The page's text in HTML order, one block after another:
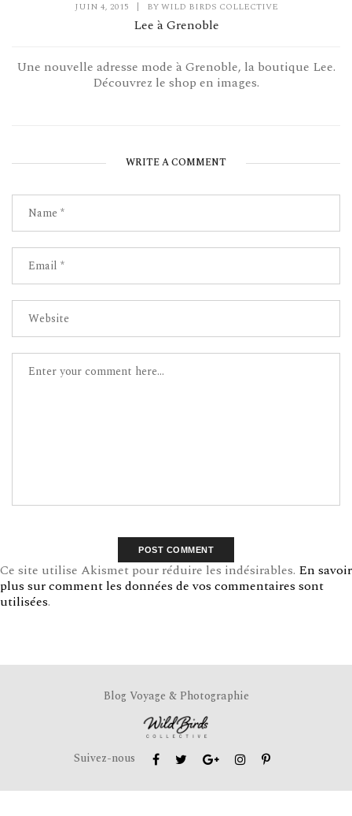
JUIN 4, 2015 | BYWILD BIRDS COLLECTIVE
Lee à Grenoble
Une nouvelle adresse mode à Grenoble, la boutique Lee.
Découvrez le shop en images.
WRITE A COMMENT
Ce site utilise Akismet pour réduire les indésirables. En savoir
plus sur comment les données de vos commentaires sont
utilisées.
Blog Voyage & Photographie
Suivez-nous